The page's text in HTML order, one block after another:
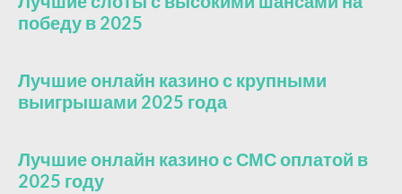
победу в 2025
Лучшие онлайн казино с крупными
выигрышами 2025 года
Лучшие онлайн казино с СМС оплатой в
2025 году